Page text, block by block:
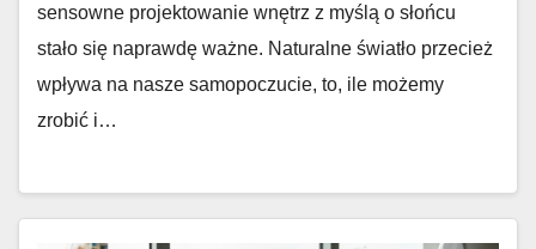
sensowne projektowanie wnętrz z myślą o słońcu
stało się naprawdę ważne. Naturalne światło przecież
wpływa na nasze samopoczucie, to, ile możemy
zrobić i…